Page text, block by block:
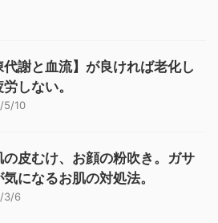
代謝と血流】が良ければ老化し
しない。
5/10
の皮むけ、お顔の粉吹き。ガサ
気になるお肌の対処法。
3/6